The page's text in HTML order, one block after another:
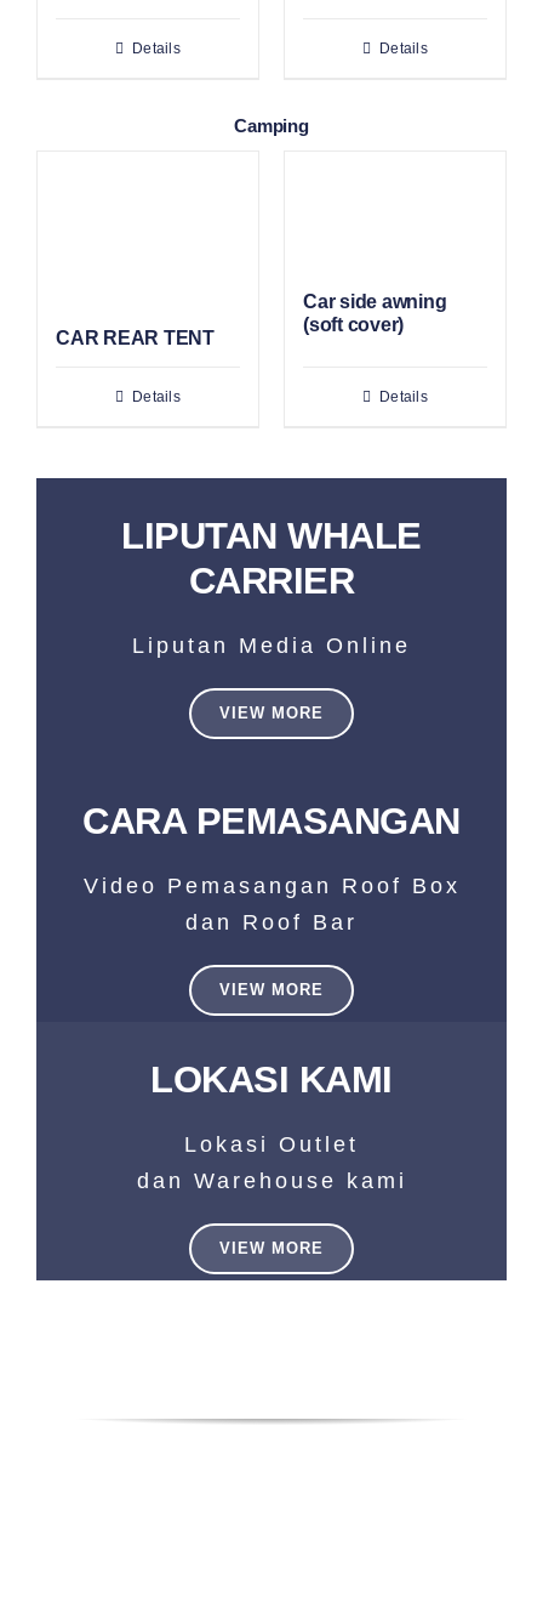
Details Details
Camping
CAR REAR TENT
Details
Car side awning
(soft cover)
Details
LIPUTAN WHALE
CARRIER
Liputan Media Online
VIEW MORE
CARA PEMASANGAN
Video Pemasangan Roof Box
dan Roof Bar
VIEW MORE
LOKASI KAMI
Lokasi Outlet
dan Warehouse kami
VIEW MORE